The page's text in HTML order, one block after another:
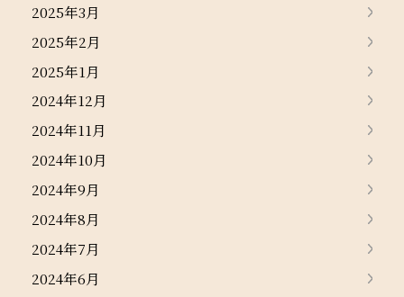
2025年3月
2025年2月
2025年1月
2024年12月
2024年11月
2024年10月
2024年9月
2024年8月
2024年7月
2024年6月